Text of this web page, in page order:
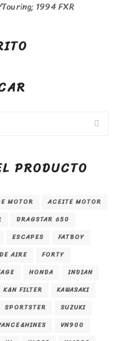
PRODUCTO
MOTOR
ACEITE MOTOR
DRAGSTAR 650
ESCAPES
FATBOY
AIRE
FORTY
HONDA
INDIAN
K&N FILTER
KAWASAKI
SPORTSTER
SUZUKI
VN900